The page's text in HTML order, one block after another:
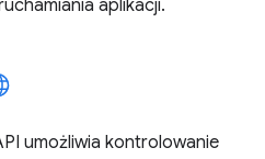
aplikacji.
umożliwia kontrolowanie